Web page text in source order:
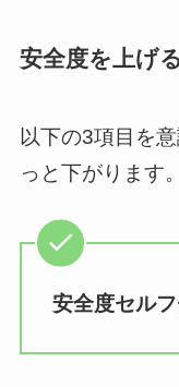
安全度を上げ
以下の3項目を
っと下がります。
安全度セル